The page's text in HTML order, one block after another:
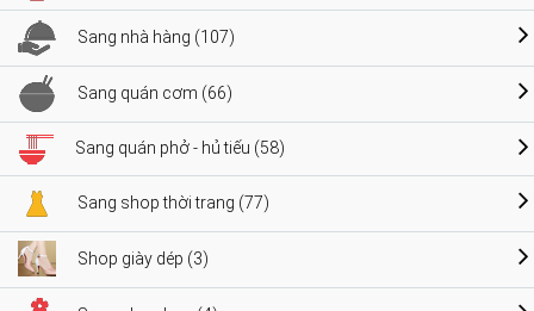
Sang nhà hàng (107)
Sang quán cơm (66)
Sang quán phở - hủ tiếu (58)
Sang shop thời trang (77)
Shop giày dép (3)